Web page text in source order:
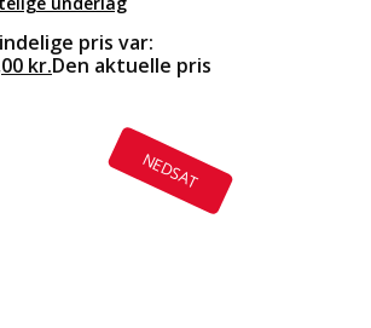
pris var:
kr.Den aktuelle pris
NEDSAT